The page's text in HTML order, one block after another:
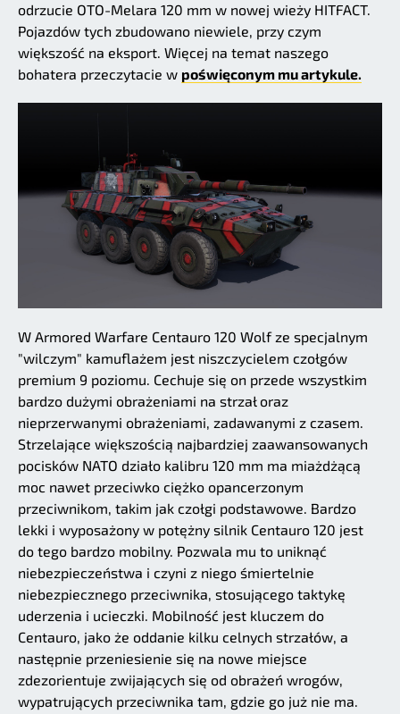
odrzucie OTO-Melara 120 mm w nowej wieży HITFACT.
Pojazdów tych zbudowano niewiele, przy czym
większość na eksport. Więcej na temat naszego
bohatera przeczytacie w poświęconym mu artykule.
W Armored Warfare Centauro 120 Wolf ze specjalnym
"wilczym" kamuflażem jest niszczycielem czołgów
premium 9 poziomu. Cechuje się on przede wszystkim
bardzo dużymi obrażeniami na strzał oraz
nieprzerwanymi obrażeniami, zadawanymi z czasem.
Strzelające większością najbardziej zaawansowanych
pocisków NATO działo kalibru 120 mm ma miażdżącą
moc nawet przeciwko ciężko opancerzonym
przeciwnikom, takim jak czołgi podstawowe. Bardzo
lekki i wyposażony w potężny silnik Centauro 120 jest
do tego bardzo mobilny. Pozwala mu to uniknąć
niebezpieczeństwa i czyni z niego śmiertelnie
niebezpiecznego przeciwnika, stosującego taktykę
uderzenia i ucieczki. Mobilność jest kluczem do
Centauro, jako że oddanie kilku celnych strzałów, a
następnie przeniesienie się na nowe miejsce
zdezorientuje zwijających się od obrażeń wrogów,
wypatrujących przeciwnika tam, gdzie go już nie ma.